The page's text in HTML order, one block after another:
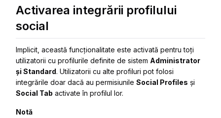
Activarea integrării profilului
social
Implicit, această funcționalitate este activată pentru toți
utilizatorii cu profilurile definite de sistem Administrator
și Standard. Utilizatorii cu alte profiluri pot folosi
integrările doar dacă au permisiunile Social Profiles și
Social Tab activate în profilul lor.
Notă